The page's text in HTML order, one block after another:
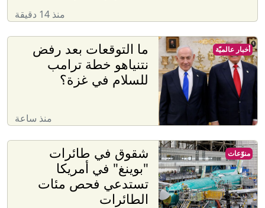
منذ 14 دقيقة
ما التوقعات بعد رفض
نتنياهو خطة ترامب
للسلام في غزة؟
منذ ساعة
أخبار عالميّة
شقوق في طائرات
"بوينغ" في أمريكا
تستدعي فحص مئات
الطائرات
منوّعات